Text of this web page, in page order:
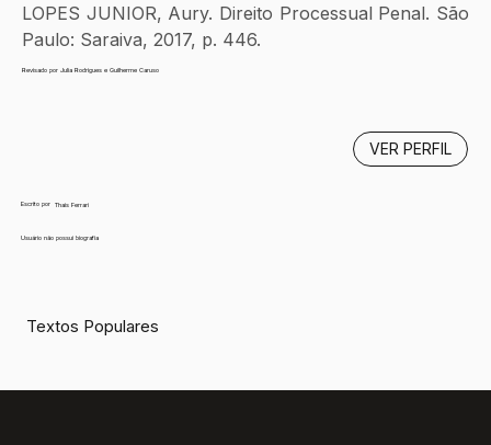
LOPES JUNIOR, Aury. Direito Processual Penal. São
Paulo: Saraiva, 2017, p. 446.
Revisado por Julia Rodrigues e Guilherme Caruso
Escrito por Thais Ferrari
Usuário não possui biografia
VER PERFIL
Textos Populares